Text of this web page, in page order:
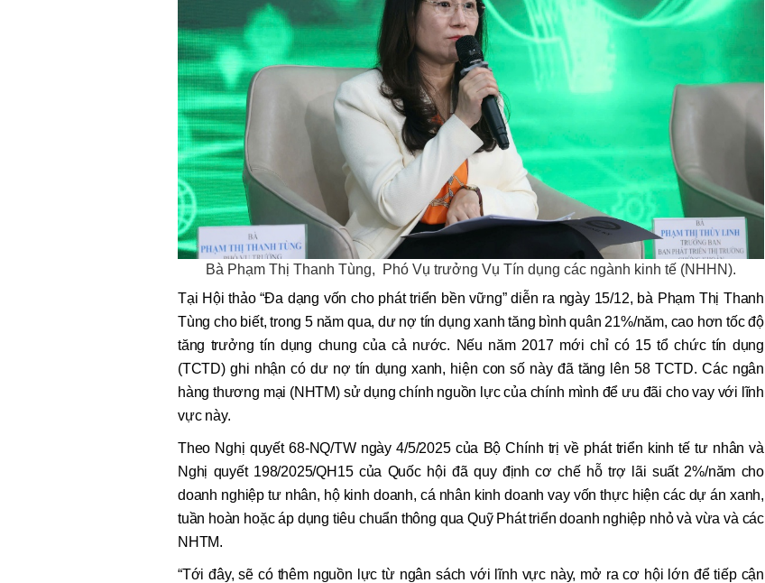
Bà Phạm Thị Thanh Tùng, Phó Vụ trưởng Vụ Tín dụng các ngành kinh tế (NHHN).
Tại Hội thảo “Đa dạng vốn cho phát triển bền vững” diễn ra ngày 15/12, bà Phạm Thị Thanh
Tùng cho biết, trong 5 năm qua, dư nợ tín dụng xanh tăng bình quân 21%/năm, cao hơn tốc độ
tăng trưởng tín dụng chung của cả nước. Nếu năm 2017 mới chỉ có 15 tổ chức tín dụng
(TCTD) ghi nhận có dư nợ tín dụng xanh, hiện con số này đã tăng lên 58 TCTD. Các ngân
hàng thương mại (NHTM) sử dụng chính nguồn lực của chính mình để ưu đãi cho vay với lĩnh
vực này.
Theo Nghị quyết 68-NQ/TW ngày 4/5/2025 của Bộ Chính trị về phát triển kinh tế tư nhân và
Nghị quyết 198/2025/QH15 của Quốc hội đã quy định cơ chế hỗ trợ lãi suất 2%/năm cho
doanh nghiệp tư nhân, hộ kinh doanh, cá nhân kinh doanh vay vốn thực hiện các dự án xanh,
tuần hoàn hoặc áp dụng tiêu chuẩn thông qua Quỹ Phát triển doanh nghiệp nhỏ và vừa và các
NHTM.
“Tới đây, sẽ có thêm nguồn lực từ ngân sách với lĩnh vực này, mở ra cơ hội lớn để tiếp cận